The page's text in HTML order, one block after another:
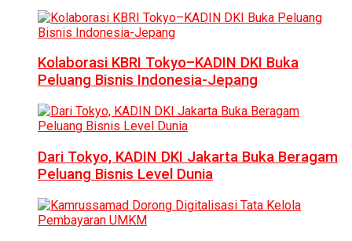
Kolaborasi KBRI Tokyo–KADIN DKI Buka
Peluang Bisnis Indonesia-Jepang
Dari Tokyo, KADIN DKI Jakarta Buka Beragam
Peluang Bisnis Level Dunia